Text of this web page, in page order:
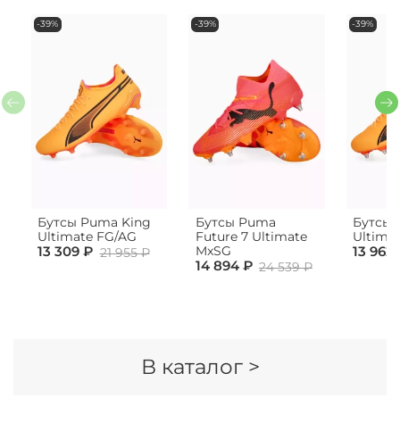
-39%
Бутсы Puma King
Ultimate FG/AG
13 309 ₽ 21 955 ₽
-39%
Бутсы Puma
Future 7 Ultimate
MxSG
14 894 ₽ 24 539 ₽
-39%
Бутсы
13 962
В каталог >